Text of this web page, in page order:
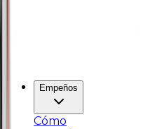
Empeños
Cómo